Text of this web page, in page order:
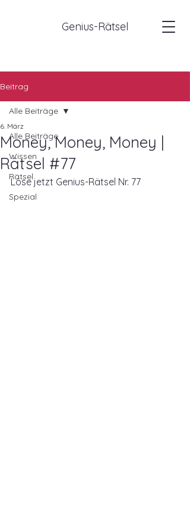
Genius-Rätsel
Beitrag
Alle Beiträge
Wissen
Rätsel
Spezial
Alle Beiträge
Money, Money, Money |
Rätsel #77
6. März
Löse jetzt Genius-Rätsel Nr. 77